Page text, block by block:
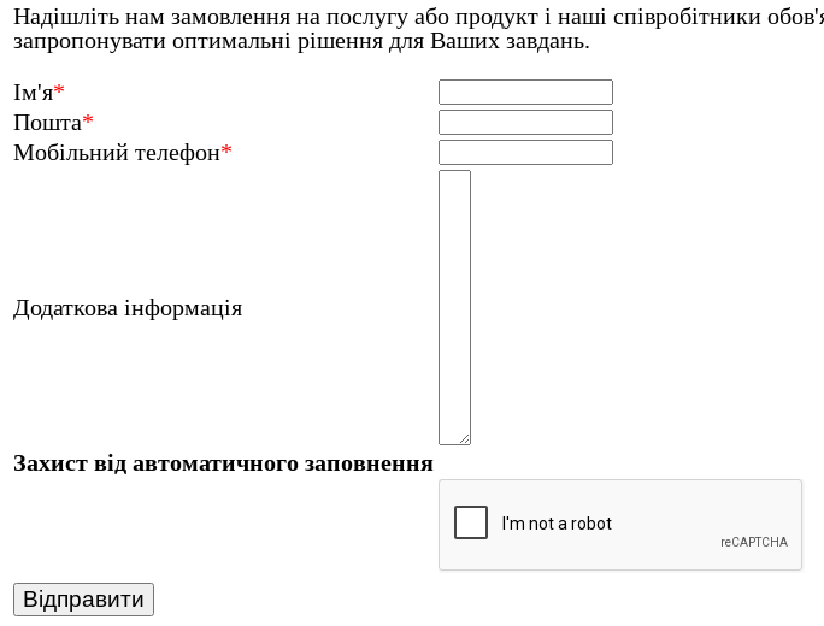
Надішліть нам замовлення на послугу або продукт і наші співробітники
запропонувати оптимальні рішення для Ваших завдань.
Ім'я*
Пошта*
Мобільний телефон*
Додаткова інформація
Захист від автоматичного заповнення